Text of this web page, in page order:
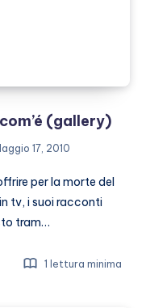
(gallery)
17, 2010
per la morte del
tv, i suoi racconti
tram…
1 lettura minima